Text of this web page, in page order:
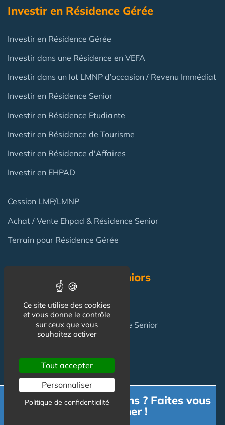
Investir en Résidence Gérée
Investir en Résidence Gérée
Investir dans une Résidence en VEFA
Investir dans un lot LMNP d’occasion / Revenu Immédiat
Investir en Résidence Senior
Investir en Résidence Etudiante
Investir en Résidence de Tourisme
Investir en Résidence d'Affaires
Investir en EHPAD
Cession LMP/LMNP
Achat / Vente Ehpad & Résidence Senior
Terrain pour Résidence Gérée
Résidence Services Seniors
Résidence Services Seniors
Achat pour y vivre en Résidence Senior
FAQ
Investir en Résidence Senior : pièges et risques ?
Investir en LMNP dans une résidence services en 2025 ?
Besoin d'informations ? Faites vous
accompagner !
Ce site utilise des cookies
et vous donne le contrôle
sur ceux que vous
souhaitez activer
Tout accepter
Personnaliser
Politique de confidentialité